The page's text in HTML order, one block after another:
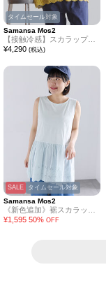
タイムセール対象
Samansa Mos2
【接触冷感】スカラップレース切替カットソー
¥4,290 (税込)
SALE タイムセール対象
Samansa Mos2
¥1,595 50% OFF